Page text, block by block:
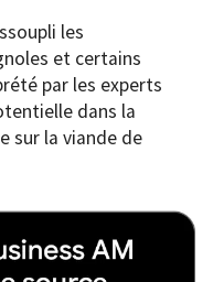
les
et certains
par les experts
dans la
sur la viande de